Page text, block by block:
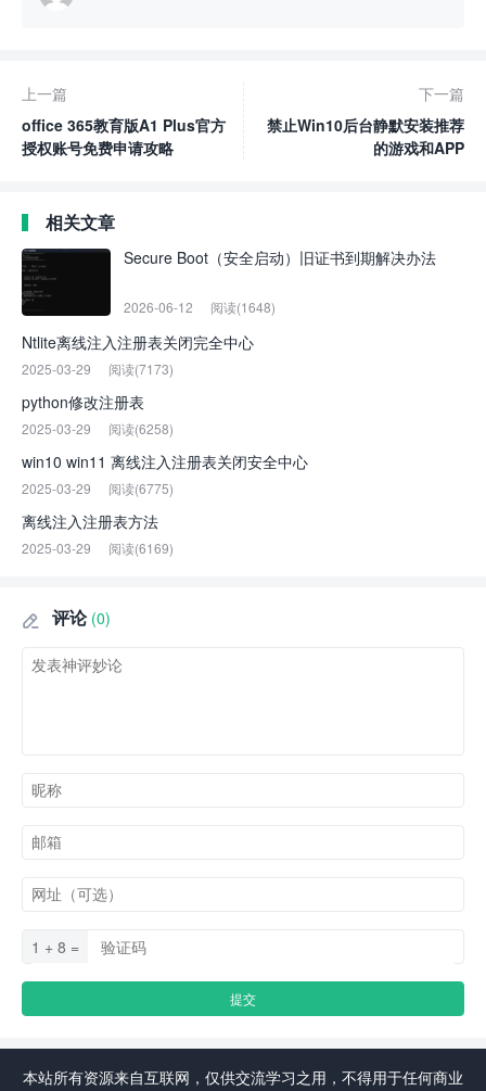
上一篇
office 365教育版A1 Plus官方
授权账号免费申请攻略
下一篇
禁止Win10后台静默安装推荐
的游戏和APP
相关文章
Secure Boot（安全启动）旧证书到期解决办法
2026-06-12 阅读(1648)
Ntlite离线注入注册表关闭完全中心
2025-03-29 阅读(7173)
python修改注册表
2025-03-29 阅读(6258)
win10 win11 离线注入注册表关闭安全中心
2025-03-29 阅读(6775)
离线注入注册表方法
2025-03-29 阅读(6169)
 评论 (0)
1 + 8 =
本站所有资源来自互联网，仅供交流学习之用，不得用于任何商业